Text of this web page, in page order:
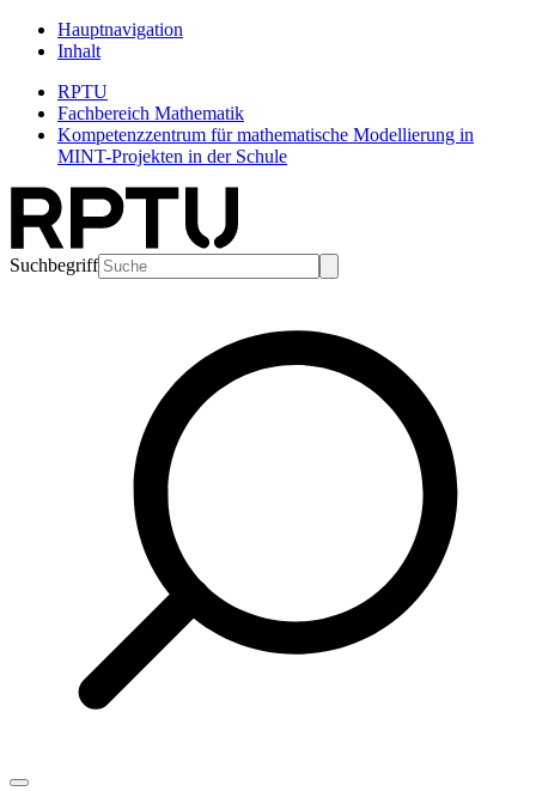
Hauptnavigation
Inhalt
RPTU
Fachbereich Mathematik
Kompetenzzentrum für mathematische Modellierung in
MINT-Projekten in der Schule
Suchbegriff